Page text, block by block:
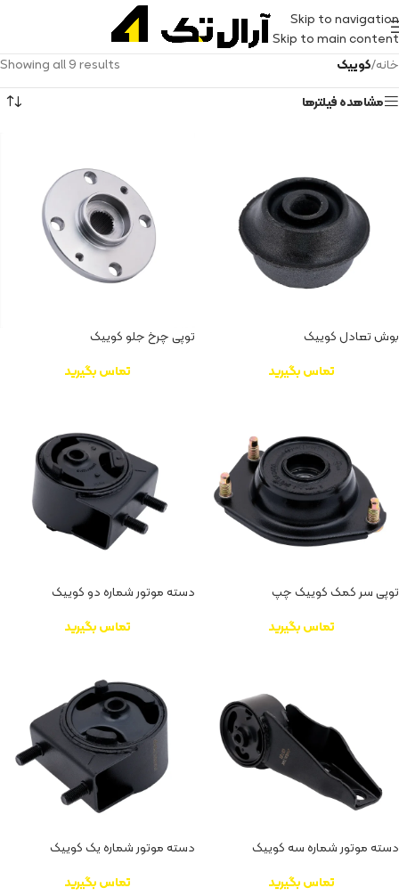
Skip to navigation
Skip to main content
خانه/کوییک
Showing all 9 results
مشاهده فیلترها
بوش تعادل کوییک
تماس بگیرید
توپی چرخ جلو کوییک
تماس بگیرید
توپی سر کمک کوییک چپ
تماس بگیرید
دسته موتور شماره دو کوییک
تماس بگیرید
دسته موتور شماره سه کوییک
تماس بگیرید
دسته موتور شماره یک کوییک
تماس بگیرید